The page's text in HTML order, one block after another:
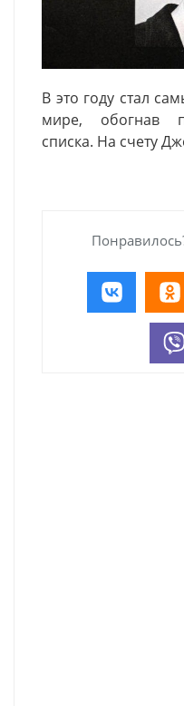
В это году стал
мире, обогнав
списка. На счету